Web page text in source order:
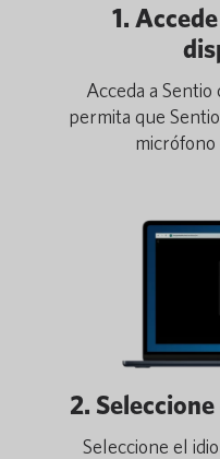
1.
Acceda a
permita que
micrófono
2.
Seleccione el